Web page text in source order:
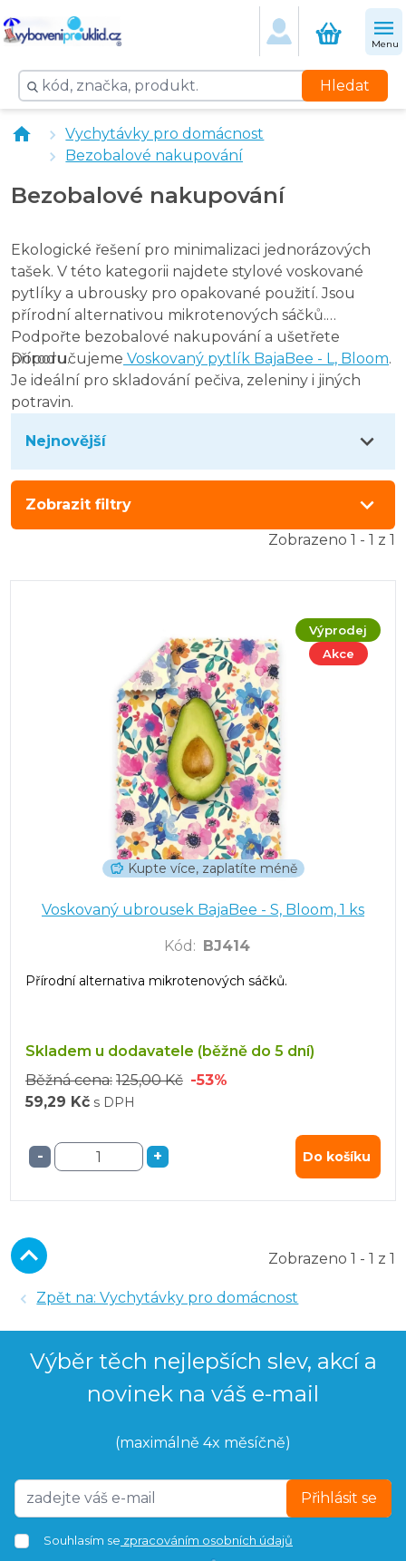
Voskovaný ubrousek BajaBee - S, Bloom, 1 ks
Menu
Hledat
Vychytávky pro domácnost
Bezobalové nakupování
Bezobalové nakupování
Ekologické řešení pro minimalizaci jednorázových
tašek. V této kategorii najdete stylové voskované
pytlíky a ubrousky pro opakované použití. Jsou
přírodní alternativou mikrotenových sáčků.
Podpořte bezobalové nakupování a ušetřete
přírodu.
Doporučujeme Voskovaný pytlík BajaBee - L, Bloom.
Je ideální pro skladování pečiva, zeleniny i jiných
potravin.
Nejnovější
Zobrazit filtry
Zobrazeno 1 - 1 z 1
Výprodej
Akce
Kupte více, zaplatíte méně
Voskovaný ubrousek BajaBee - S, Bloom, 1 ks
Kód : BJ414
Přírodní alternativa mikrotenových sáčků.
Skladem u dodavatele (běžně do 5 dní)
Běžná cena: 125,00 Kč -53%
59,29 Kč s DPH
- + Do košíku
Zobrazeno 1 - 1 z 1
Zpět na: Vychytávky pro domácnost
Výběr těch nejlepších slev, akcí a
novinek na váš e-mail
(maximálně 4x měsíčně)
Přihlásit se
Souhlasím se zpracováním osobních údajů